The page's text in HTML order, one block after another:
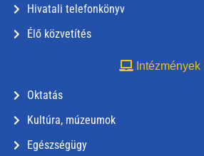
Hivatali telefonkönyv
Élő közvetítés
Intézmények
Oktatás
Kultúra, múzeumok
Egészségügy